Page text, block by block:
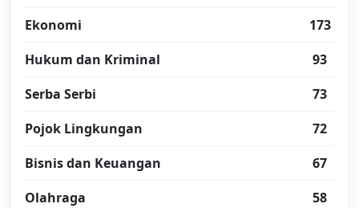
Ekonomi
173
Hukum dan Kriminal
93
Serba Serbi
73
Pojok Lingkungan
72
Bisnis dan Keuangan
67
Olahraga
58